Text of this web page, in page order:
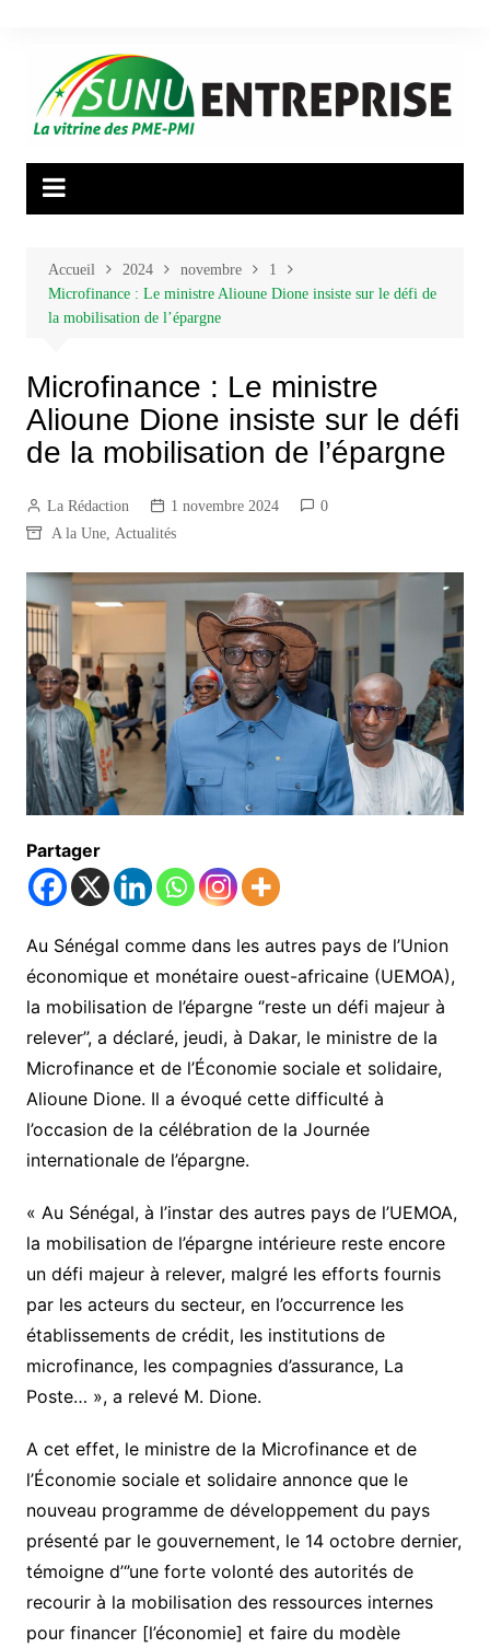
Accueil 2024 novembre
1
Microfinance : Le ministre Alioune Dione insiste sur le défi de
la mobilisation de l’épargne
Microfinance : Le ministre
Alioune Dione insiste sur le défi
de la mobilisation de l’épargne
La Rédaction 1 novembre 2024
0
A la Une, Actualités
Partager
Au Sénégal comme dans les autres pays de l’Union
économique et monétaire ouest-africaine (UEMOA),
la mobilisation de l’épargne ‘’reste un défi majeur à
relever’’, a déclaré, jeudi, à Dakar, le ministre de la
Microfinance et de l’Économie sociale et solidaire,
Alioune Dione. Il a évoqué cette difficulté à
l’occasion de la célébration de la Journée
internationale de l’épargne.
« Au Sénégal, à l’instar des autres pays de l’UEMOA,
la mobilisation de l’épargne intérieure reste encore
un défi majeur à relever, malgré les efforts fournis
par les acteurs du secteur, en l’occurrence les
établissements de crédit, les institutions de
microfinance, les compagnies d’assurance, La
Poste… », a relevé M. Dione.
A cet effet, le ministre de la Microfinance et de
l’Économie sociale et solidaire annonce que le
nouveau programme de développement du pays
présenté par le gouvernement, le 14 octobre dernier,
témoigne d’‘’une forte volonté des autorités de
recourir à la mobilisation des ressources internes
pour financer [l’économie] et faire du modèle